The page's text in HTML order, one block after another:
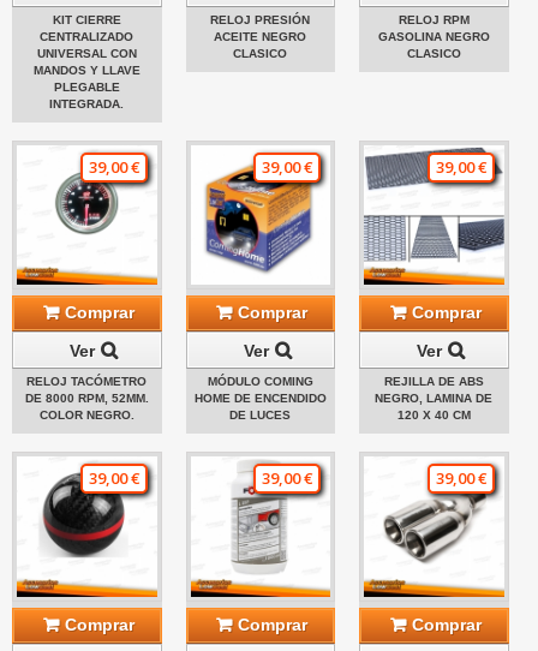
KIT CIERRE
CENTRALIZADO
UNIVERSAL CON
MANDOS Y LLAVE
PLEGABLE
INTEGRADA.
RELOJ PRESIÓN
ACEITE NEGRO
CLASICO
RELOJ RPM
GASOLINA NEGRO
CLASICO
39,00 €
Comprar
Ver
RELOJ TACÓMETRO
DE 8000 RPM, 52MM.
COLOR NEGRO.
39,00 €
Comprar
Ver
MÓDULO COMING
HOME DE ENCENDIDO
DE LUCES
39,00 €
Comprar
Ver
REJILLA DE ABS
NEGRO, LAMINA DE
120 X 40 CM
39,00 €
Comprar
39,00 €
Comprar
39,00 €
Comprar